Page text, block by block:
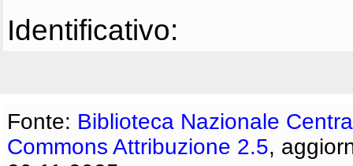
Identificativo:
Fonte: Biblioteca Nazionale
Commons Attribuzione 2.5,